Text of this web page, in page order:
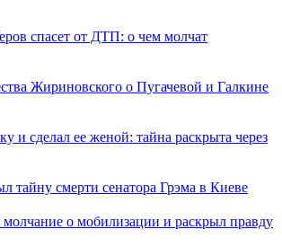
спасет от ДТП: о чем молчат
Жириновского о Пугачевой и Галкине
и сделал ее женой: тайна раскрыта через
тайну смерти сенатора Грэма в Киеве
о мобилизации и раскрыл правду